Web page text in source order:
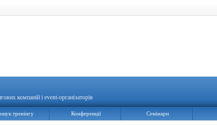
компаній і event-організаторів
тренінгу Конференції Семінари